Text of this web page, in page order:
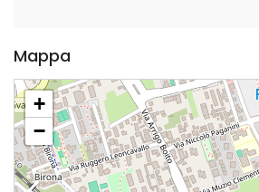
Mappa
+
−